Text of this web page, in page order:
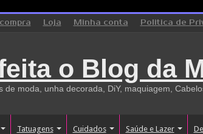
Loja Minha conta Politica de
o Blog da
de moda, unha decorada, DiY, maquiagem,
Tatuagens Cuidados Saúde e Lazer